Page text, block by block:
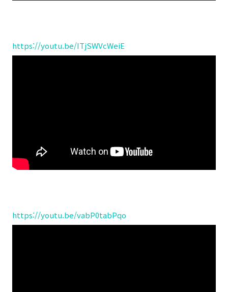
https://youtu.be/ITjSWVcWeiE
https://youtu.be/vabP0tabPqo